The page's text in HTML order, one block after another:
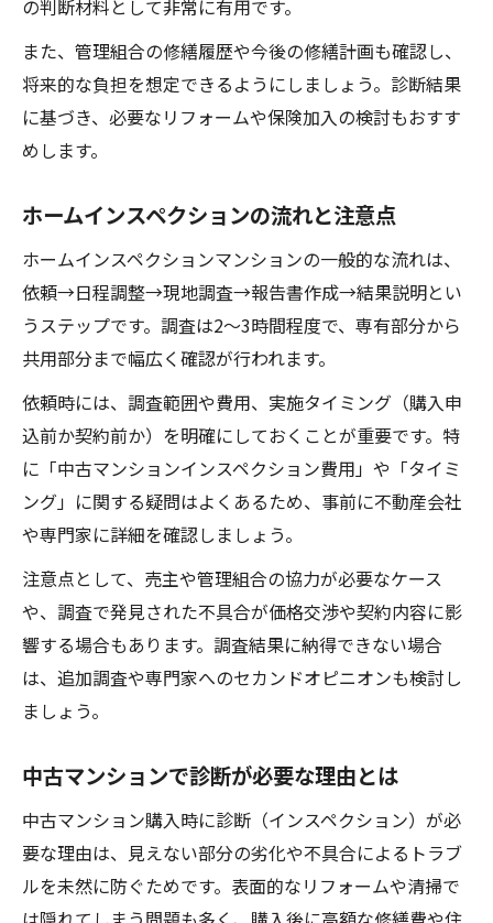
の判断材料として非常に有用です。
また、管理組合の修繕履歴や今後の修繕計画も確認し、
将来的な負担を想定できるようにしましょう。診断結果
に基づき、必要なリフォームや保険加入の検討もおすす
めします。
ホームインスペクションの流れと注意点
ホームインスペクションマンションの一般的な流れは、
依頼→日程調整→現地調査→報告書作成→結果説明とい
うステップです。調査は2～3時間程度で、専有部分から
共用部分まで幅広く確認が行われます。
依頼時には、調査範囲や費用、実施タイミング（購入申
込前か契約前か）を明確にしておくことが重要です。特
に「中古マンションインスペクション費用」や「タイミ
ング」に関する疑問はよくあるため、事前に不動産会社
や専門家に詳細を確認しましょう。
注意点として、売主や管理組合の協力が必要なケース
や、調査で発見された不具合が価格交渉や契約内容に影
響する場合もあります。調査結果に納得できない場合
は、追加調査や専門家へのセカンドオピニオンも検討し
ましょう。
中古マンションで診断が必要な理由とは
中古マンション購入時に診断（インスペクション）が必
要な理由は、見えない部分の劣化や不具合によるトラブ
ルを未然に防ぐためです。表面的なリフォームや清掃で